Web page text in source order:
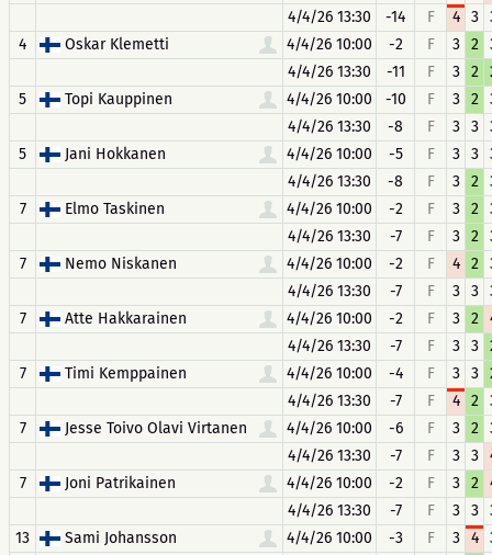
4/4/26 13:30
-14 F 4 3
4
Oskar Klemetti 4/4/26 10:00 -2 F 3 2
4/4/26 13:30
-11 F 3 2
5
Topi Kauppinen 4/4/26 10:00 -10 F 3 2
4/4/26 13:30
-8 F 3 3
5
Jani Hokkanen 4/4/26 10:00 -5 F 3 3
4/4/26 13:30
-8 F 3 2
7
Elmo Taskinen 4/4/26 10:00 -2 F 3 2
4/4/26 13:30
-7 F 3 2
7
Nemo Niskanen 4/4/26 10:00 -2 F 4 2
4/4/26 13:30
-7 F 3 3
7
Atte Hakkarainen 4/4/26 10:00 -2 F 3 2
4/4/26 13:30
-7 F 3 3
7
Timi Kemppainen 4/4/26 10:00 -4 F 3 3
4/4/26 13:30
-7 F 4 2
7
Jesse Toivo Olavi Virtanen 4/4/26 10:00 -6 F 3 2
4/4/26 13:30
-7 F 3 3
7
Joni Patrikainen 4/4/26 10:00 -2 F 3 2
4/4/26 13:30
-7 F 3 3
13
Sami Johansson 4/4/26 10:00 -3 F 3 4